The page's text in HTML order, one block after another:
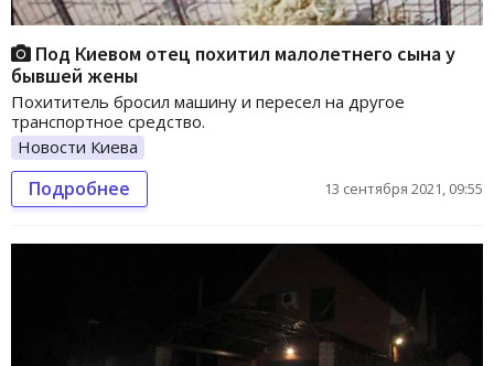
Под Киевом отец похитил малолетнего сына у
бывшей жены
Похититель бросил машину и пересел на другое
транспортное средство.
Новости Киева
Подробнее 13 сентября 2021, 09:55